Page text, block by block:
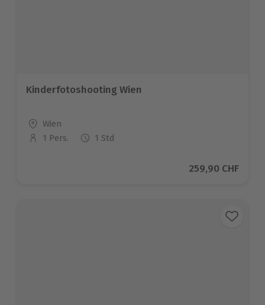
Kinderfotoshooting Wien
Standort
Wien
Anzahl der Teilnehmer
1 Pers. 1 Std
Aktueller Preis
259,90 CHF